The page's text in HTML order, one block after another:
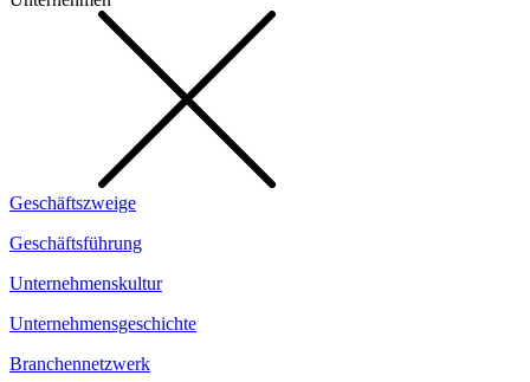
Geschäftszweige
Geschäftsführung
Unternehmenskultur
Unternehmensgeschichte
Branchennetzwerk